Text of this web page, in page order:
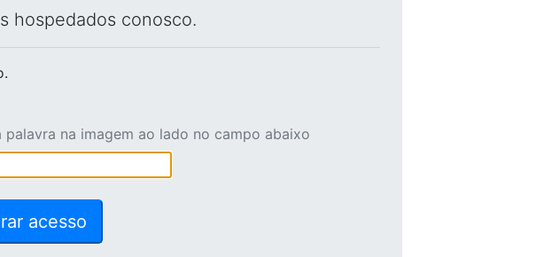
hospedados conosco.
palavra na imagem ao lado no campo abaixo